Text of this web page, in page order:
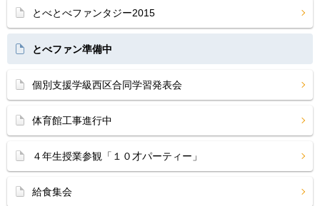
とべとべファンタジー2015
とべファン準備中
個別支援学級西区合同学習発表会
体育館工事進行中
４年生授業参観「１０才パーティー」
給食集会